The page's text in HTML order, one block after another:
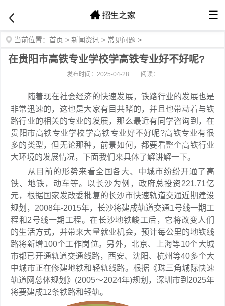
☰
当前位置： 首页 > 新闻资讯 > 常见问题 >
在贵阳市高铁专业学校学高铁专业好不好呢?
发布时间：2025-04-28 阅读：
随着现在社会经济的快速发展，铁路行业的发展也是
非常迅速的，这也是大家有目共睹的，并且也带动着与铁
路行业的相关的专业的发展，那么最近有同学咨询到，在
贵阳市高铁专业学校学高铁专业好不好呢?高铁专业有很
多的类型，但无论那种，前景如何，都要看整个高铁行业
大环境的发展情况，下面我们来具体了解讲解一下。
从目前的形势来看全国各大、中城市纷纷开通了高
铁、地铁，动车等。以长沙为例，政府总投资221.71亿
元，根据国家发改委批复的长沙市快速轨道交通近期建设
规划，2008年-2015年，长沙将建成轨道交通1号线一期工
程和2号线一期工程。在长沙地铁峻工后，它将改变人们
的生活方式，并带来大量就业机会，预计每公里的地铁线
路将新增100个工作岗位。另外，北京、上海等10个大城
市都已开通轨道交通线路，西安、沈阳、杭州等40多个大
中城市正在修建地铁和轻轨线路。根据《珠三角城际快速
轨道网总体规划》(2005～2024年)规划，深圳市到2025年
将要建成12条铁路和轻轨。